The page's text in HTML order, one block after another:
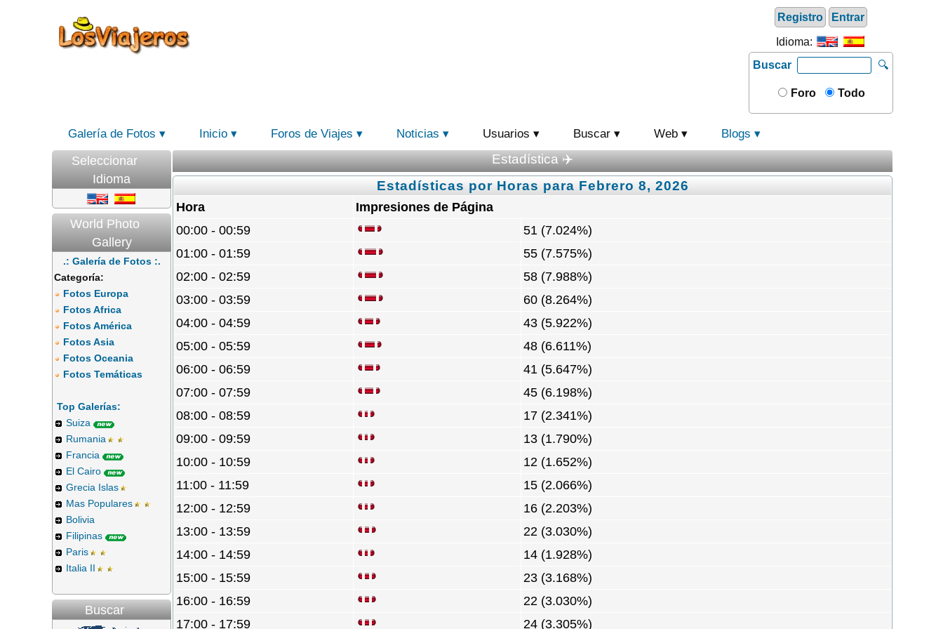
Registro Entrar
Idioma:
Buscar
🔍
Foro Todo
Galería de Fotos Inicio Foros de Viajes Noticias Usuarios Buscar Web Blogs
Seleccionar
Idioma
World Photo
Gallery
.: Galería de Fotos :.
Categoría:
Fotos Europa
Fotos Africa
Fotos América
Fotos Asia
Fotos Oceania
Fotos Temáticas
Top Galerías:
Suiza
Rumania
Francia
El Cairo
Grecia Islas
Mas Populares
Bolivia
Filipinas
Paris
Italia II
Buscar
Estadística ✈️
Estadísticas por Horas para Febrero 8, 2026
Hora
Impresiones de Página
00:00 - 00:59
51 (7.024%)
01:00 - 01:59
55 (7.575%)
02:00 - 02:59
58 (7.988%)
03:00 - 03:59
60 (8.264%)
04:00 - 04:59
43 (5.922%)
05:00 - 05:59
48 (6.611%)
06:00 - 06:59
41 (5.647%)
07:00 - 07:59
45 (6.198%)
08:00 - 08:59
17 (2.341%)
09:00 - 09:59
13 (1.790%)
10:00 - 10:59
12 (1.652%)
11:00 - 11:59
15 (2.066%)
12:00 - 12:59
16 (2.203%)
13:00 - 13:59
22 (3.030%)
14:00 - 14:59
14 (1.928%)
15:00 - 15:59
23 (3.168%)
16:00 - 16:59
22 (3.030%)
17:00 - 17:59
24 (3.305%)